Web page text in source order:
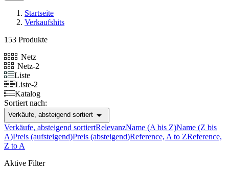
Startseite
Verkaufshits
153 Produkte
Netz
Netz-2
Liste
Liste-2
Katalog
Sortiert nach:
Verkäufe, absteigend sortiert 
Verkäufe, absteigend sortiertRelevanzName (A bis Z)Name (Z bis
A)Preis (aufsteigend)Preis (absteigend)Reference, A to ZReference,
Z to A
Aktive Filter